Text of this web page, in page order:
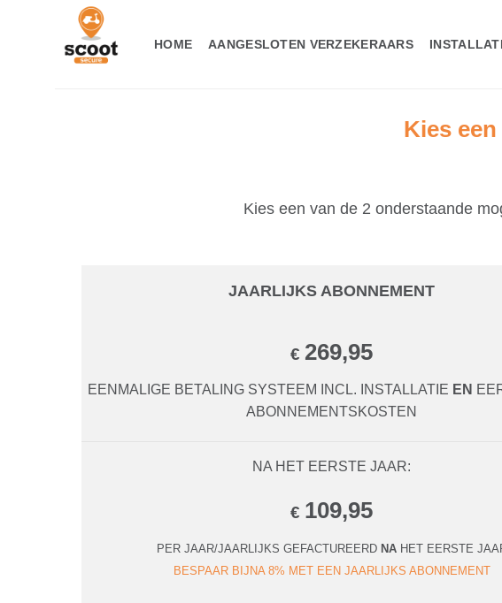
HOME AANGESLOTEN VERZEKERAARS
Kies
Kies een van de 2 onderstaande
JAARLIJKS ABONNEMENT
€ 269,95
EENMALIGE BETALING SYSTEEM INCL. INSTALLATIE EN
ABONNEMENTSKOSTEN
NA HET EERSTE JAAR:
€ 109,95
PER JAAR/JAARLIJKS GEFACTUREERD NAHET EERSTE
BESPAAR BIJNA 8% MET EEN JAARLIJKS ABONNEMENT